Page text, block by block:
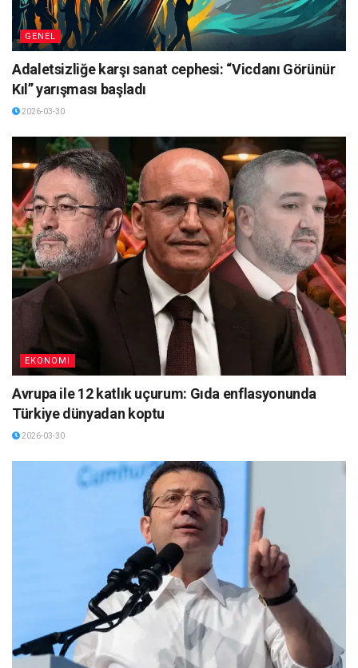
GENEL
Adaletsizliğe karşı sanat cephesi: “Vicdanı Görünür
Kıl” yarışması başladı
2026-03-30
EKONOMI
Avrupa ile 12 katlık uçurum: Gıda enflasyonunda
Türkiye dünyadan koptu
2026-03-30